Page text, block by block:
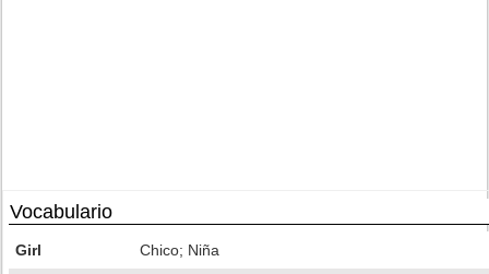
Vocabulario
Girl Chico; Niña